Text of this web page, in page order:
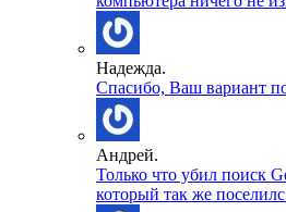
Надежда.
Спасибо, Ваш вариант
Андрей.
Только что убил поиск
который так же